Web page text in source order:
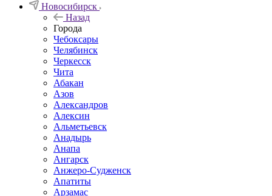
Новосибирск
Назад
Города
Чебоксары
Челябинск
Черкесск
Чита
Абакан
Азов
Александров
Алексин
Альметьевск
Анадырь
Анапа
Ангарск
Анжеро-Судженск
Апатиты
Арзамас